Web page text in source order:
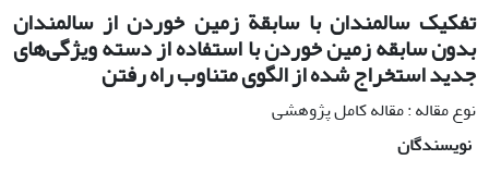
تفکیک سالمندان با سابقة زمین خوردن از سالمندان
بدون سابقه زمین خوردن با استفاده از دسته‌ ویژگی‌های
جدید استخراج شده از الگوی متناوب راه رفتن
نوع مقاله : مقاله کامل پژوهشی
نویسندگان